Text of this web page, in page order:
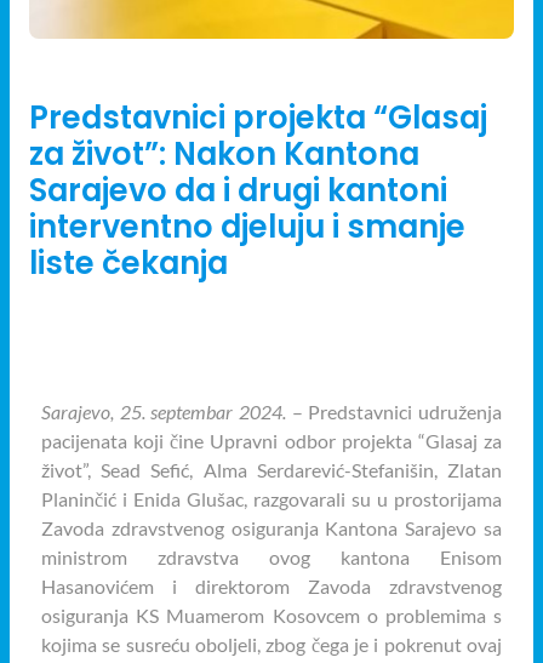
Predstavnici projekta “Glasaj
za život”: Nakon Kantona
Sarajevo da i drugi kantoni
interventno djeluju i smanje
liste čekanja
Sarajevo, 25. septembar 2024. – Predstavnici udruženja
pacijenata koji čine Upravni odbor projekta “Glasaj za
život”, Sead Sefić, Alma Serdarević-Stefanišin, Zlatan
Planinčić i Enida Glušac, razgovarali su u prostorijama
Zavoda zdravstvenog osiguranja Kantona Sarajevo sa
ministrom zdravstva ovog kantona Enisom
Hasanovićem i direktorom Zavoda zdravstvenog
osiguranja KS Muamerom Kosovcem o problemima s
kojima se susreću oboljeli, zbog čega je i pokrenut ovaj